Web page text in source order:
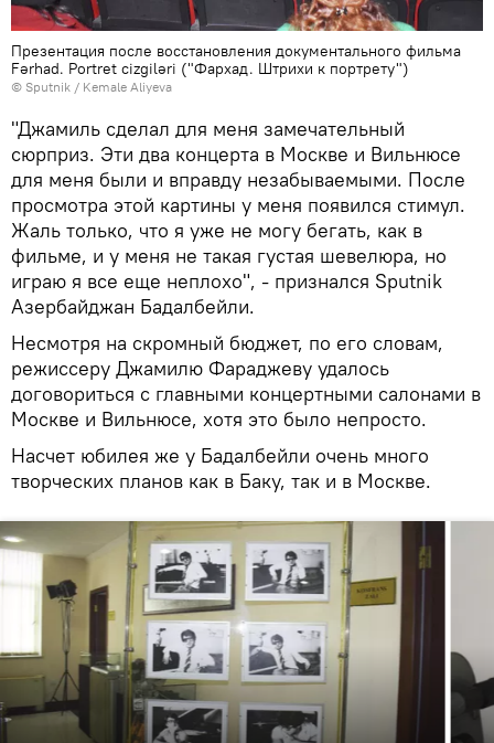
Презентация после восстановления документального фильма
Fərhad. Portret cizgiləri ("Фархад. Штрихи к портрету")
© Sputnik / Kemale Aliyeva
"Джамиль сделал для меня замечательный
сюрприз. Эти два концерта в Москве и Вильнюсе
для меня были и вправду незабываемыми. После
просмотра этой картины у меня появился стимул.
Жаль только, что я уже не могу бегать, как в
фильме, и у меня не такая густая шевелюра, но
играю я все еще неплохо", - признался Sputnik
Азербайджан Бадалбейли.
Несмотря на скромный бюджет, по его словам,
режиссеру Джамилю Фараджеву удалось
договориться с главными концертными салонами в
Москве и Вильнюсе, хотя это было непросто.
Насчет юбилея же у Бадалбейли очень много
творческих планов как в Баку, так и в Москве.